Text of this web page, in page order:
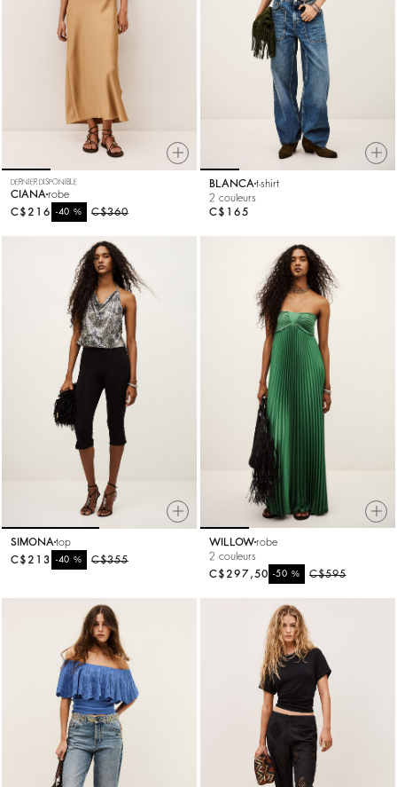
DERNIER DISPONIBLE
CIANA robe
C$360
-40%
C$216
BLANCA t-shirt
2 couleurs
C$165
SIMONA top
C$355
-40%
C$213
WILLOWrobe
2 couleurs
C$595
-50%
C$297,50